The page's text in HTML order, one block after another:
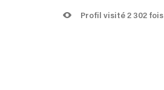
Profil visité 2 302 fois